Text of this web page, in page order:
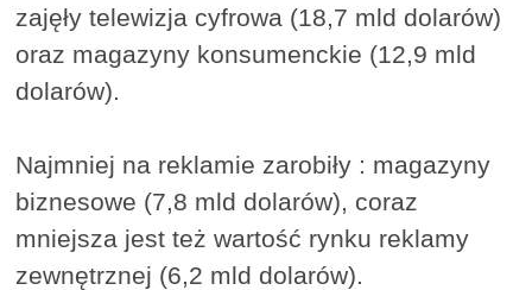
zajęły telewizja cyfrowa (18,7 mld dolarów)
oraz magazyny konsumenckie (12,9 mld
dolarów).
Najmniej na reklamie zarobiły : magazyny
biznesowe (7,8 mld dolarów), coraz
mniejsza jest też wartość rynku reklamy
zewnętrznej (6,2 mld dolarów).